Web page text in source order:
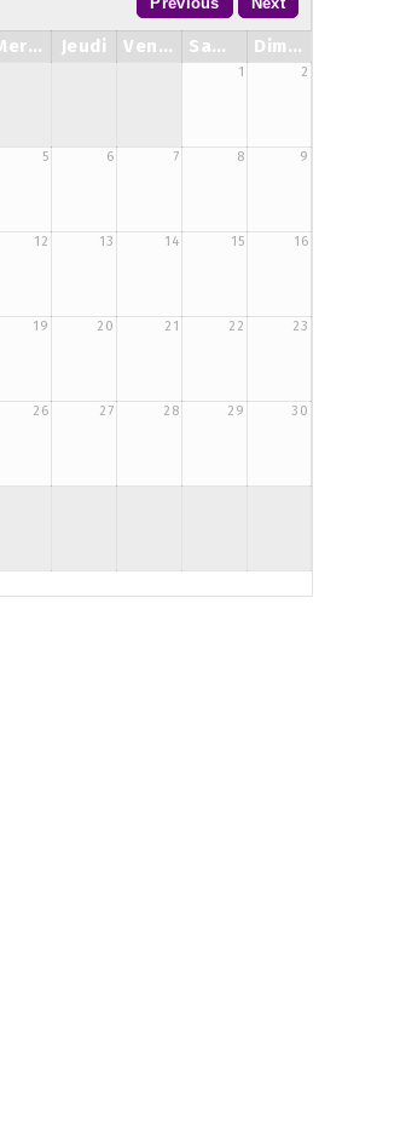
Mercredi Jeudi Vendredi Samedi Dimanche
1 2
5 6 7 8 9
12 13 14 15 16
19 20 21 22 23
26 27 28 29 30